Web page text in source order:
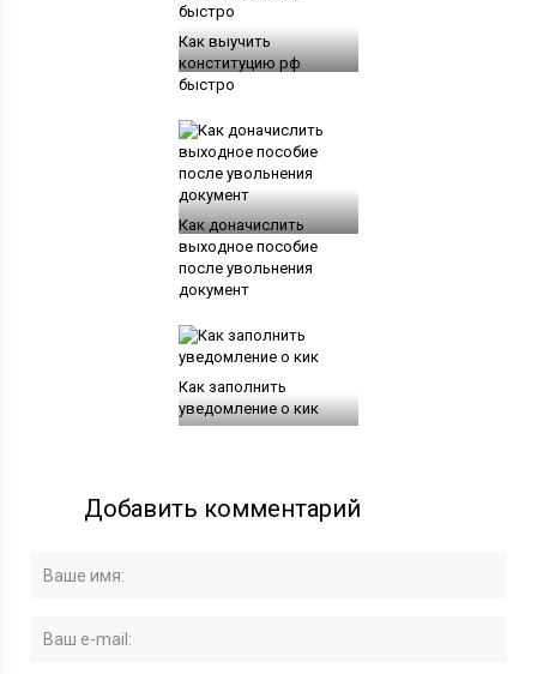
Как выучить
конституцию рф
быстро
Как доначислить
выходное пособие
после увольнения
документ
Как заполнить
уведомление о кик
Добавить комментарий